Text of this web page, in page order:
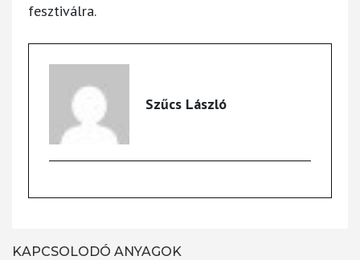
fesztiválra.
Szűcs László
KAPCSOLODÓ ANYAGOK